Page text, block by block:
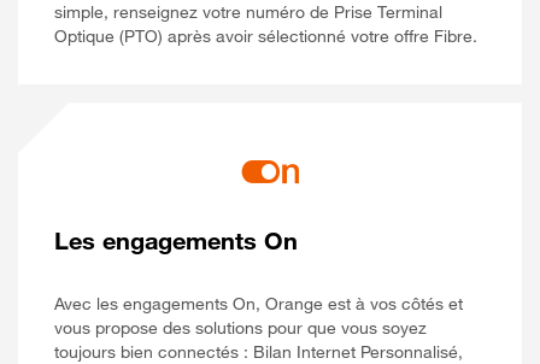
simple, renseignez votre numéro de Prise Terminal
Optique (PTO) après avoir sélectionné votre offre Fibre.
Les engagements On
Avec les engagements On, Orange est à vos côtés et
vous propose des solutions pour que vous soyez
toujours bien connectés : Bilan Internet Personnalisé,